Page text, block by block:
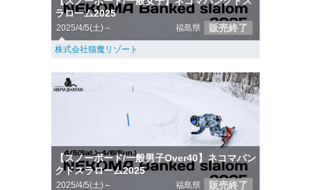
ラローム2025
2025/4/5(土)～ 福島県 販売終了
株式会社猫魔リゾート
【スノーボード/一般男子Over40】ネコマバン
クドスラローム2025
2025/4/5(土)～ 福島県 販売終了